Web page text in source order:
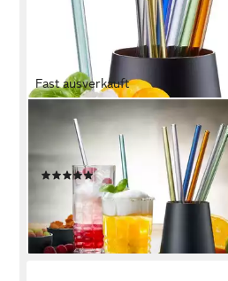
Fast ausverkauft
Trinkhalme FUTURE, (Set, 8-tlg),
inkl.. 1 Reinigungsbürste
(9)
19,95 € UVP22,95 €
-13%
lieferbar - in 2-3 Werktagen bei dir